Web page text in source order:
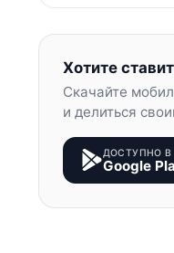
Хотите
Скачайте
и делиться
ДОСТУПНО В
Google